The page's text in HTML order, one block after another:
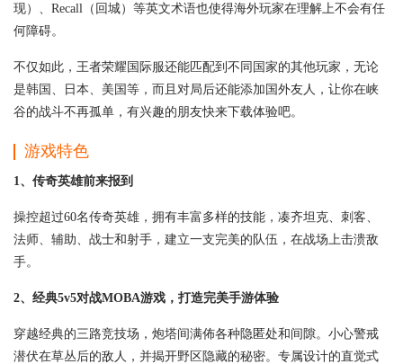
现）、Recall（回城）等英文术语也使得海外玩家在理解上不会有任
何障碍。
不仅如此，王者荣耀国际服还能匹配到不同国家的其他玩家，无论
是韩国、日本、美国等，而且对局后还能添加国外友人，让你在峡
谷的战斗不再孤单，有兴趣的朋友快来下载体验吧。
游戏特色
1、传奇英雄前来报到
操控超过60名传奇英雄，拥有丰富多样的技能，凑齐坦克、刺客、
法师、辅助、战士和射手，建立一支完美的队伍，在战场上击溃敌
手。
2、经典5v5对战MOBA游戏，打造完美手游体验
穿越经典的三路竞技场，炮塔间满佈各种隐匿处和间隙。小心警戒
潜伏在草丛后的敌人，并揭开野区隐藏的秘密。专属设计的直觉式